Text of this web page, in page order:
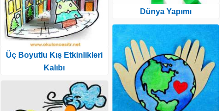
Üç Boyutlu Kış Etkinlikleri
Kalıbı
Dünya Yapımı